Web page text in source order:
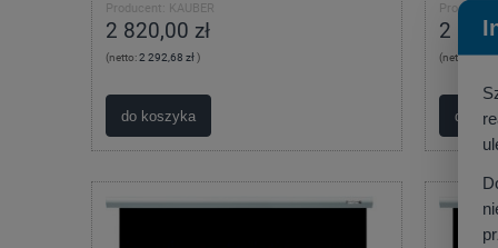
Producent: KAUBER
2 820,00 zł
(netto:2 292,68 zł)
do koszyka
Producent:
2
(netto:2
do